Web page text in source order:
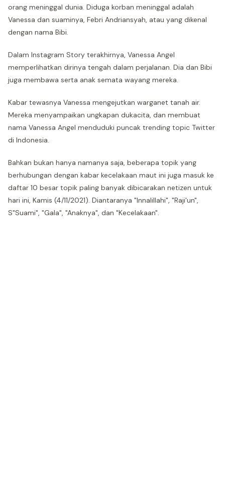
orang meninggal dunia. Diduga korban meninggal adalah
Vanessa dan suaminya, Febri Andriansyah, atau yang dikenal
dengan nama Bibi.
Dalam Instagram Story terakhirnya, Vanessa Angel
memperlihatkan dirinya tengah dalam perjalanan. Dia dan Bibi
juga membawa serta anak semata wayang mereka.
Kabar tewasnya Vanessa mengejutkan warganet tanah air.
Mereka menyampaikan ungkapan dukacita, dan membuat
nama Vanessa Angel menduduki puncak trending topic Twitter
di Indonesia.
Bahkan bukan hanya namanya saja, beberapa topik yang
berhubungan dengan kabar kecelakaan maut ini juga masuk ke
daftar 10 besar topik paling banyak dibicarakan netizen untuk
hari ini, Kamis (4/11/2021). Diantaranya "Innalillahi", "Raji'un",
S"Suami", "Gala", "Anaknya", dan "Kecelakaan".